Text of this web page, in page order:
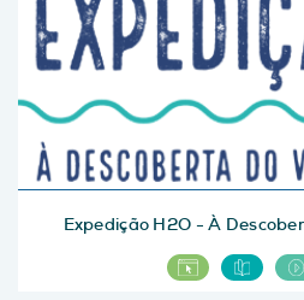
Expedição H2O - À